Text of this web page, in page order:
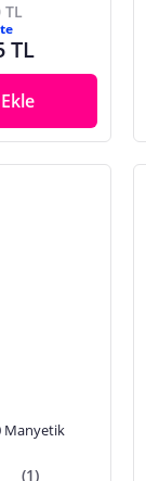
TL
TL
Manyetik
(1)